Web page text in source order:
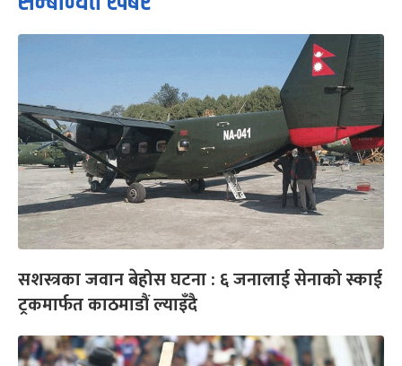
सशस्त्रका जवान बेहोस घटना : ६ जनालाई सेनाको स्काई
ट्रकमार्फत काठमाडौं ल्याइँदै